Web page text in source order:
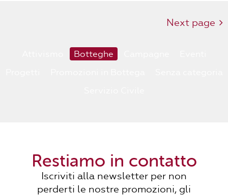
Next page
Botteghe
Restiamo in contatto
Iscriviti alla newsletter per non
perderti le nostre promozioni, gli